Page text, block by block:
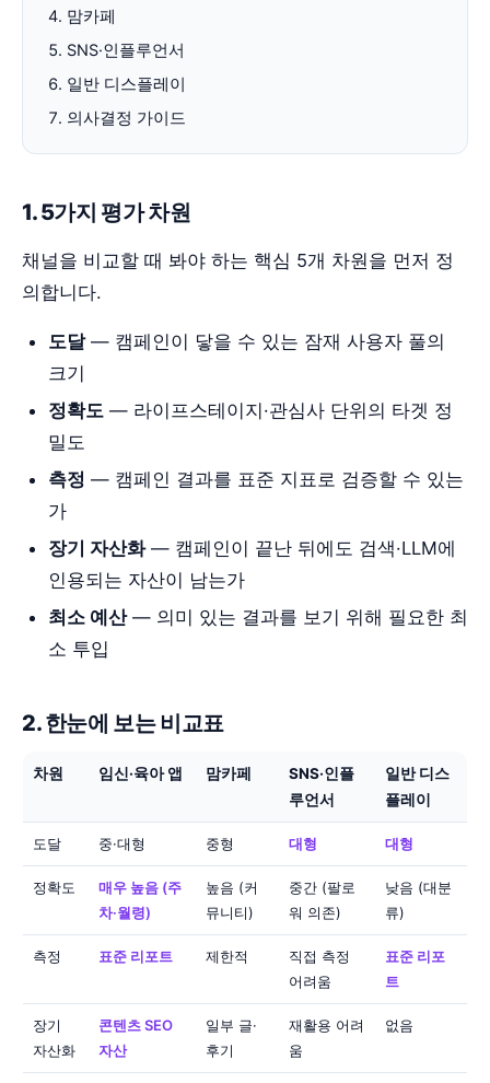
맘카페
SNS·인플루언서
일반 디스플레이
의사결정 가이드
1. 5가지 평가 차원
채널을 비교할 때 봐야 하는 핵심 5개 차원을 먼저 정
의합니다.
도달— 캠페인이 닿을 수 있는 잠재 사용자 풀의
크기
정확도 — 라이프스테이지·관심사 단위의 타겟 정
밀도
측정 — 캠페인 결과를 표준 지표로 검증할 수 있는
가
장기 자산화— 캠페인이 끝난 뒤에도 검색·LLM에
인용되는 자산이 남는가
최소 예산— 의미 있는 결과를 보기 위해 필요한 최
소 투입
2. 한눈에 보는 비교표
차원 임신·육아 앱 맘카페
SNS·인플
루언서
일반 디스
플레이
도달 중·대형 중형 대형 대형
정확도
매우 높음 (주
차·월령)
높음 (커
뮤니티)
중간 (팔로
워 의존)
낮음 (대분
류)
측정 표준 리포트 제한적
직접 측정
어려움
표준 리포
트
장기
자산화
콘텐츠 SEO
자산
일부 글·
후기
재활용 어려
움
없음